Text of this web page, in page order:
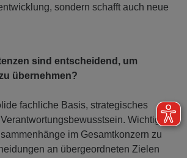
sondern schafft auch neue
sind entscheidend, um
übernehmen?
fachliche Basis, strategisches
Wichtig ist
im Gesamtkonzern zu
an übergeordneten Zielen